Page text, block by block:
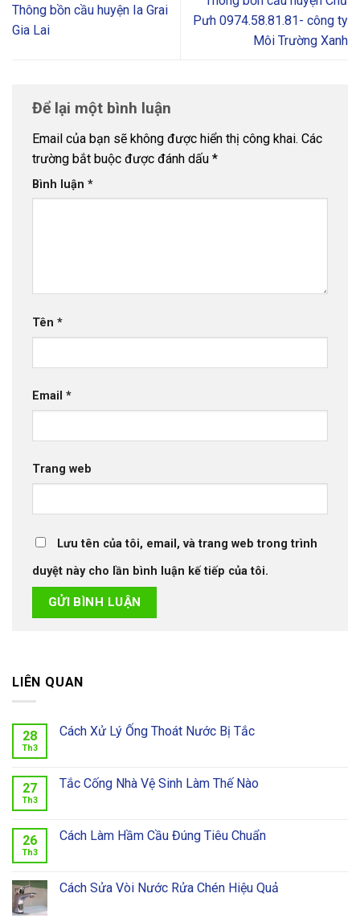
Thông bồn cầu huyện Ia Grai
Gia Lai
Pưh 0974.58.81.81- công ty
Môi Trường Xanh
Để lại một bình luận
Email của bạn sẽ không được hiển thị công khai. Các
trường bắt buộc được đánh dấu *
Bình luận *
Tên *
Email *
Trang web
Lưu tên của tôi, email, và trang web trong trình
duyệt này cho lần bình luận kế tiếp của tôi.
LIÊN QUAN
28
Th3
Cách Xử Lý Ống Thoát Nước Bị Tắc
27
Th3
Tắc Cống Nhà Vệ Sinh Làm Thế Nào
26
Th3
Cách Làm Hầm Cầu Đúng Tiêu Chuẩn
Cách Sửa Vòi Nước Rửa Chén Hiệu Quả